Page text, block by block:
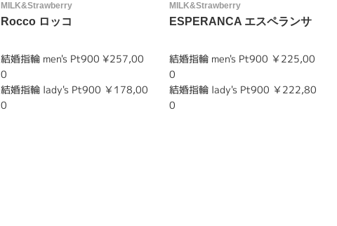
MILK&Strawberry
Rocco ロッコ
結婚指輪 men's Pt900 ¥257,00
0
結婚指輪 lady's Pt900 ￥178,00
0
MILK&Strawberry
ESPERANCA エスペランサ
結婚指輪 men's Pt900 ￥225,00
0
結婚指輪 lady's Pt900 ￥222,80
0